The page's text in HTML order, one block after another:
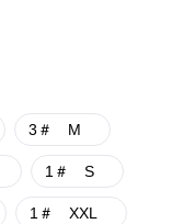
3＃ M
1＃ S
1＃ XXL